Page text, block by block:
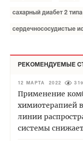
сахарный диабет 2 типа
сердечнососудистые
РЕКОМЕНДУЕМЫЕ
12 МАРТА 2022
Применение
химиотерапией
линии
системы